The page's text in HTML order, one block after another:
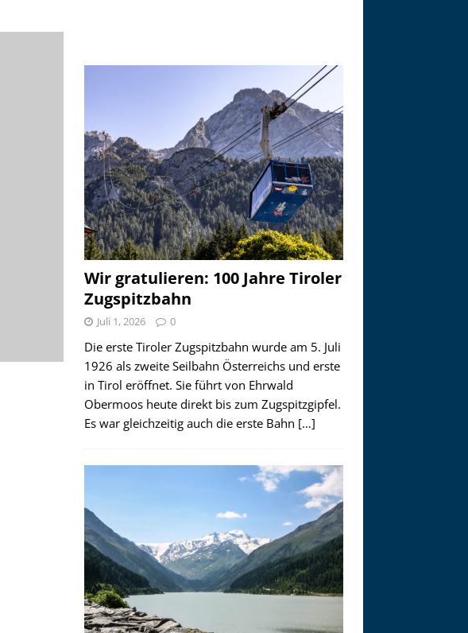
Wir gratulieren: 100 Jahre Tiroler
Zugspitzbahn
Juli 1, 2026 0
Die erste Tiroler Zugspitzbahn wurde am 5. Juli
1926 als zweite Seilbahn Österreichs und erste
in Tirol eröffnet. Sie führt von Ehrwald
Obermoos heute direkt bis zum Zugspitzgipfel.
Es war gleichzeitig auch die erste Bahn […]